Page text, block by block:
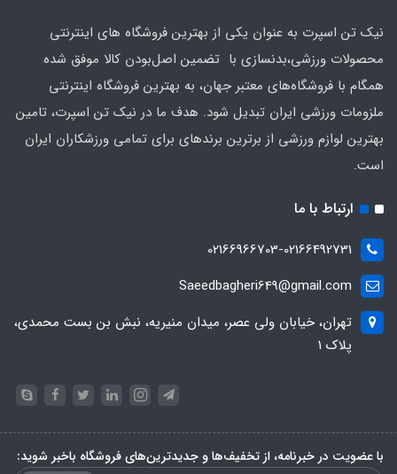
نیک تن اسپرت به عنوان یکی از بهترین فروشگاه های اینترنتی
محصولات ورزشی،بدنسازی با تضمین اصل‌بودن کالا موفق شده
همگام با فروشگاه‌های معتبر جهان، به بهترین فروشگاه اینترنتی
ملزومات ورزشی ایران تبدیل شود. هدف ما در نیک تن اسپرت، تامین
بهترین لوازم ورزشی از برترین برندهای برای تمامی ورزشکاران ایران
است.
ارتباط با ما
02166966703-02166492731
Saeedbagheri649@gmail.com
تهران، خیابان ولی عصر، میدان منیریه، نبش بن بست محمدی،
پلاک ۱
با عضویت در خبرنامه، از تخفیف‌ها و جدیدترین‌های فروشگاه باخبر شوید: